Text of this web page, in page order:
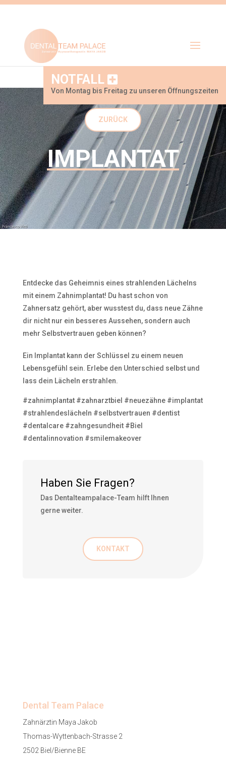
NOTFALL
Von Montag bis Freitag zu unseren Öffnungszeiten
ZURÜCK
IMPLANTAT
Entdecke das Geheimnis eines strahlenden Lächelns
mit einem Zahnimplantat! Du hast schon von
Zahnersatz gehört, aber wusstest du, dass neue Zähne
dir nicht nur ein besseres Aussehen, sondern auch
mehr Selbstvertrauen geben können?
Ein Implantat kann der Schlüssel zu einem neuen
Lebensgefühl sein. Erlebe den Unterschied selbst und
lass dein Lächeln erstrahlen.
#zahnimplantat #zahnarztbiel #neuezähne #implantat
#strahlendeslächeln #selbstvertrauen #dentist
#dentalcare #zahngesundheit #Biel
#dentalinnovation #smilemakeover
Haben Sie Fragen?
Das Dentalteampalace-Team hilft Ihnen
gerne weiter.
KONTAKT
Dental Team Palace
Zahnärztin Maya Jakob
Thomas-Wyttenbach-Strasse 2
2502 Biel/Bienne BE